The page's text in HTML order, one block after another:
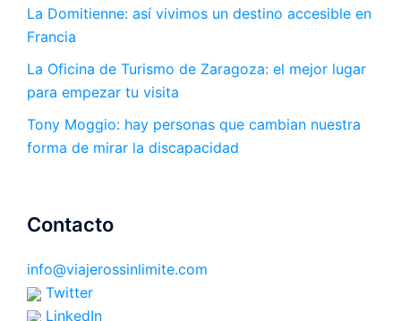
La Domitienne: así vivimos un destino accesible en
Francia
La Oficina de Turismo de Zaragoza: el mejor lugar
para empezar tu visita
Tony Moggio: hay personas que cambian nuestra
forma de mirar la discapacidad
Contacto
info@viajerossinlimite.com
Twitter
LinkedIn